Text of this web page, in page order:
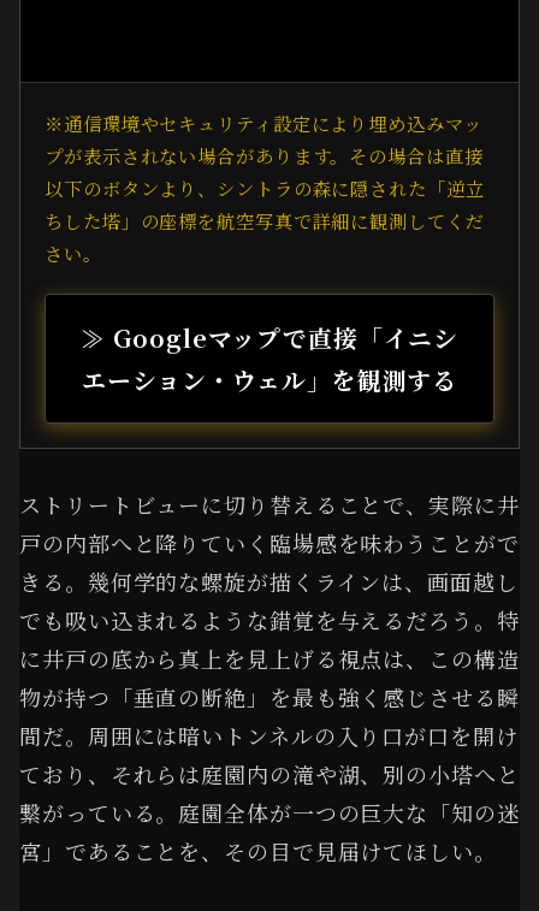
※通信環境やセキュリティ設定により埋め込みマッ
プが表示されない場合があります。その場合は直接
以下のボタンより、シントラの森に隠された「逆立
ちした塔」の座標を航空写真で詳細に観測してくだ
さい。
≫ Googleマップで直接「イニシ
エーション・ウェル」を観測する
ストリートビューに切り替えることで、実際に井
戸の内部へと降りていく臨場感を味わうことがで
きる。幾何学的な螺旋が描くラインは、画面越し
でも吸い込まれるような錯覚を与えるだろう。特
に井戸の底から真上を見上げる視点は、この構造
物が持つ「垂直の断絶」を最も強く感じさせる瞬
間だ。周囲には暗いトンネルの入り口が口を開け
ており、それらは庭園内の滝や湖、別の小塔へと
繋がっている。庭園全体が一つの巨大な「知の迷
宮」であることを、その目で見届けてほしい。